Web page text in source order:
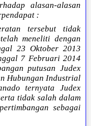
alasan-alasan
:
tersebut tidak
meneliti dengan
23 Oktober 2013
7 Februari 2014
putusan Judex
Hubungan Industrial
ternyata Judex
tidak salah dalam
sebagai